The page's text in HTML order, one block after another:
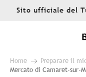
AllerSito ufficiale del
Home Preparare il
Mercato di Camaret-sur-